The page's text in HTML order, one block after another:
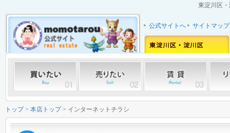
東淀川区
公式サイトへ サイトマップ
トップ> 本店トップ> インターネットチラシ